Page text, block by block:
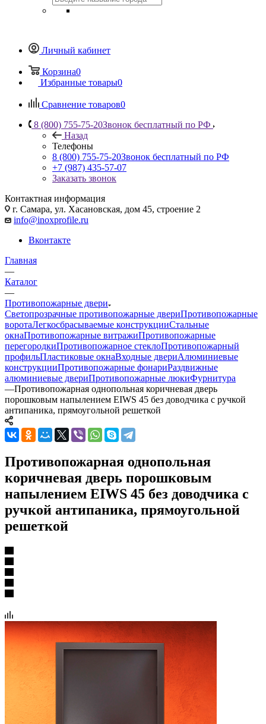
Личный кабинет
Корзина0
Избранные товары0
Сравнение товаров0
8 (800) 755-75-20Звонок бесплатный по РФ
Назад
Телефоны
8 (800) 755-75-20Звонок бесплатный по РФ
+7 (987) 435-57-07
Заказать звонок
Контактная информация
г. Самара, ул. Хасановская, дом 45, строение 2
info@inoxprofile.ru
Вконтакте
Главная
—
Каталог
—
Противопожарные двери
Светопрозрачные противопожарные двериПротивопожарные
воротаЛегкосбрасываемые конструкцииСтальные
окнаПротивопожарные витражиПротивопожарные
перегородкиПротивопожарное стеклоПротивопожарный
профильПластиковые окнаВходные двериАлюминиевые
конструкцииПротивопожарные фонариРаздвижные
алюминиевые двериПротивопожарные люкиФурнитура
—Противопожарная однопольная коричневая дверь
порошковым напылением EIWS 45 без доводчика с ручкой
антипаника, прямоугольной решеткой
Противопожарная однопольная
коричневая дверь порошковым
напылением EIWS 45 без доводчика с
ручкой антипаника, прямоугольной
решеткой